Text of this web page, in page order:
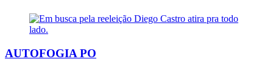
AUTOFOGIA PO